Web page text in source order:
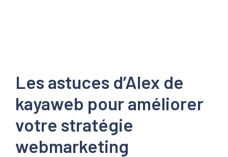
Les astuces d’Alex de
kayaweb pour améliorer
votre stratégie
webmarketing